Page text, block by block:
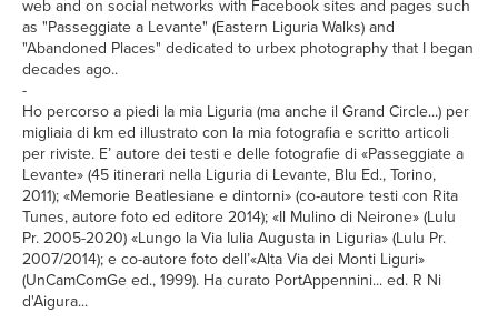
web and on social networks with Facebook sites and pages such
as "Passeggiate a Levante" (Eastern Liguria Walks) and
"Abandoned Places" dedicated to urbex photography that I began
decades ago..
-
Ho percorso a piedi la mia Liguria (ma anche il Grand Circle...) per
migliaia di km ed illustrato con la mia fotografia e scritto articoli
per riviste. E’ autore dei testi e delle fotografie di «Passeggiate a
Levante» (45 itinerari nella Liguria di Levante, Blu Ed., Torino,
2011); «Memorie Beatlesiane e dintorni» (co-autore testi con Rita
Tunes, autore foto ed editore 2014); «Il Mulino di Neirone» (Lulu
Pr. 2005-2020) «Lungo la Via Iulia Augusta in Liguria» (Lulu Pr.
2007/2014); e co-autore foto dell’«Alta Via dei Monti Liguri»
(UnCamComGe ed., 1999). Ha curato PortAppennini... ed. R Ni
d'Aigura...